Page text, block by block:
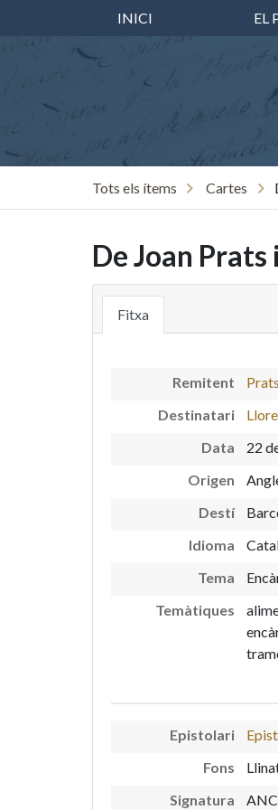
INICI EL
Tots els ítems Cartes
De Joan
Fitxa
Remitent
Destinatari
Data
22
Origen
Destí
Idioma
Tema
Temàtiques
Epistolari
Fons
Signatura